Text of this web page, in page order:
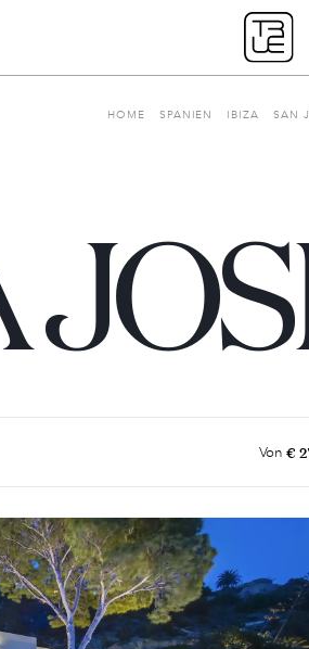
Unsere Geschichte
HOME SPANIEN IBIZA SAN
Von €